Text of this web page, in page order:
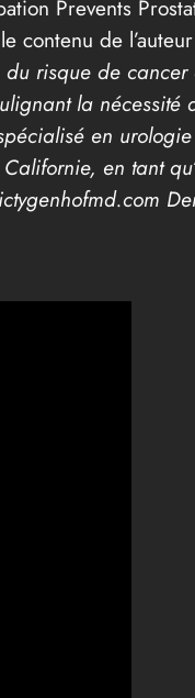
Prevents
contenu de
risque de
la
en
en tant